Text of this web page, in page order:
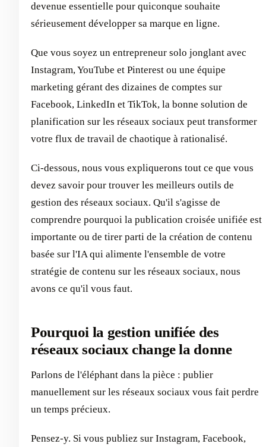
devenue essentielle pour quiconque souhaite
sérieusement développer sa marque en ligne.
Que vous soyez un entrepreneur solo jonglant avec
Instagram, YouTube et Pinterest ou une équipe
marketing gérant des dizaines de comptes sur
Facebook, LinkedIn et TikTok, la bonne solution de
planification sur les réseaux sociaux peut transformer
votre flux de travail de chaotique à rationalisé.
Ci-dessous, nous vous expliquerons tout ce que vous
devez savoir pour trouver les meilleurs outils de
gestion des réseaux sociaux. Qu'il s'agisse de
comprendre pourquoi la publication croisée unifiée est
importante ou de tirer parti de la création de contenu
basée sur l'IA qui alimente l'ensemble de votre
stratégie de contenu sur les réseaux sociaux, nous
avons ce qu'il vous faut.
Pourquoi la gestion unifiée des
réseaux sociaux change la donne
Parlons de l'éléphant dans la pièce : publier
manuellement sur les réseaux sociaux vous fait perdre
un temps précieux.
Pensez-y. Si vous publiez sur Instagram, Facebook,